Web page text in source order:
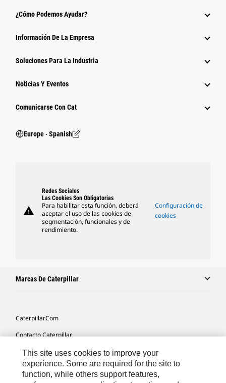
¿Cómo Podemos Ayudar?
Información De La Empresa
Soluciones Para La Industria
Noticias Y Eventos
Comunicarse Con Cat
Europe ‧ Spanish
warning
Redes Sociales
Las Cookies Son Obligatorias
Para habilitar esta función, deberá
aceptar el uso de las cookies de
segmentación, funcionales y de
rendimiento.
Configuración de
cookies
Marcas De Caterpillar
Caterpillar.com
Contacto Caterpillar
Mis Preferencias De Marketing
Mapa Del Sitio
This site uses cookies to improve your
experience. Some are required for the site to
function, while others support features,